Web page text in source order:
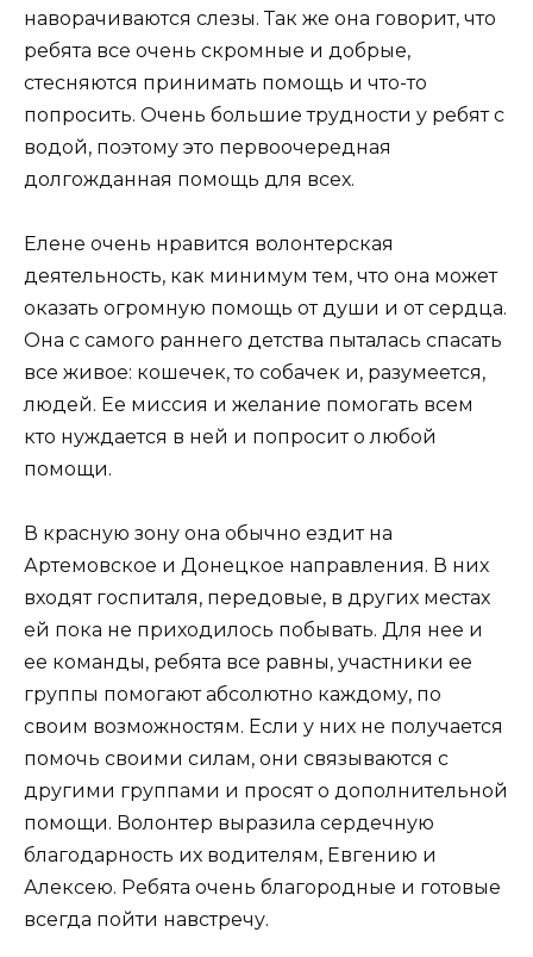
наворачиваются слезы. Так же она говорит, что
ребята все очень скромные и добрые,
стесняются принимать помощь и что-то
попросить. Очень большие трудности у ребят с
водой, поэтому это первоочередная
долгожданная помощь для всех.
Елене очень нравится волонтерская
деятельность, как минимум тем, что она может
оказать огромную помощь от души и от сердца.
Она с самого раннего детства пыталась спасать
все живое: кошечек, то собачек и, разумеется,
людей. Ее миссия и желание помогать всем
кто нуждается в ней и попросит о любой
помощи.
В красную зону она обычно ездит на
Артемовское и Донецкое направления. В них
входят госпиталя, передовые, в других местах
ей пока не приходилось побывать. Для нее и
ее команды, ребята все равны, участники ее
группы помогают абсолютно каждому, по
своим возможностям. Если у них не получается
помочь своими силам, они связываются с
другими группами и просят о дополнительной
помощи. Волонтер выразила сердечную
благодарность их водителям, Евгению и
Алексею. Ребята очень благородные и готовые
всегда пойти навстречу.